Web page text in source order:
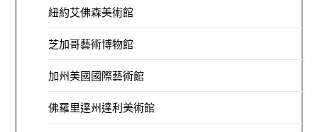
紐約艾佛森美術館
芝加哥藝術博物館
加州美國國際藝術館
佛羅里達州達利美術館